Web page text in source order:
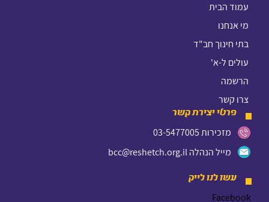
עמוד הבית
מי אנחנו
בתי חינוך חב"ד
עולים ל-א'
הרשמה
צרו קשר
פרטי יצירת קשר
מזכירות 03-5477005
מייל הנהלה bcc@reshetch.org.il
עשו לנו לייק
Facebook